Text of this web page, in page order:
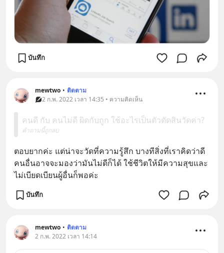
บันทึก
mewtwo • ติดตาม
2 ก.พ. 2022 เวลา 14:35 • ความคิดเห็น
คนดี กับ คนไม่ดี ผิดกับถูก ใช้อะไรเป็นตัวตัดสินวัดค่า?
คำถามนี้ถูกลบ
ตอบยากค่ะ แต่น่าจะวัดที่ความรู้สึก บางทีสิ่งที่เราคิดว่าดี
คนอื่นอาจจะมองว่ามันไม่ดีก็ได้ ใช้ชีวิตให้มีความสุขและ
ไม่เบียดเบียนผู้อื่นก็พอค่ะ
บันทึก
mewtwo • ติดตาม
2 ก.พ. 2022 เวลา 14:14